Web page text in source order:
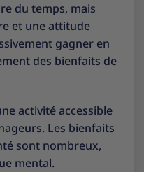
du temps, mais
et une attitude
gagner en
des bienfaits de
activité accessible
Les bienfaits
sont nombreux,
mental.